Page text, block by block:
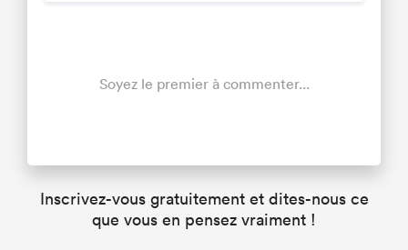
Soyez le premier à commenter...
Inscrivez-vous gratuitement et dites-nous ce
que vous en pensez vraiment !